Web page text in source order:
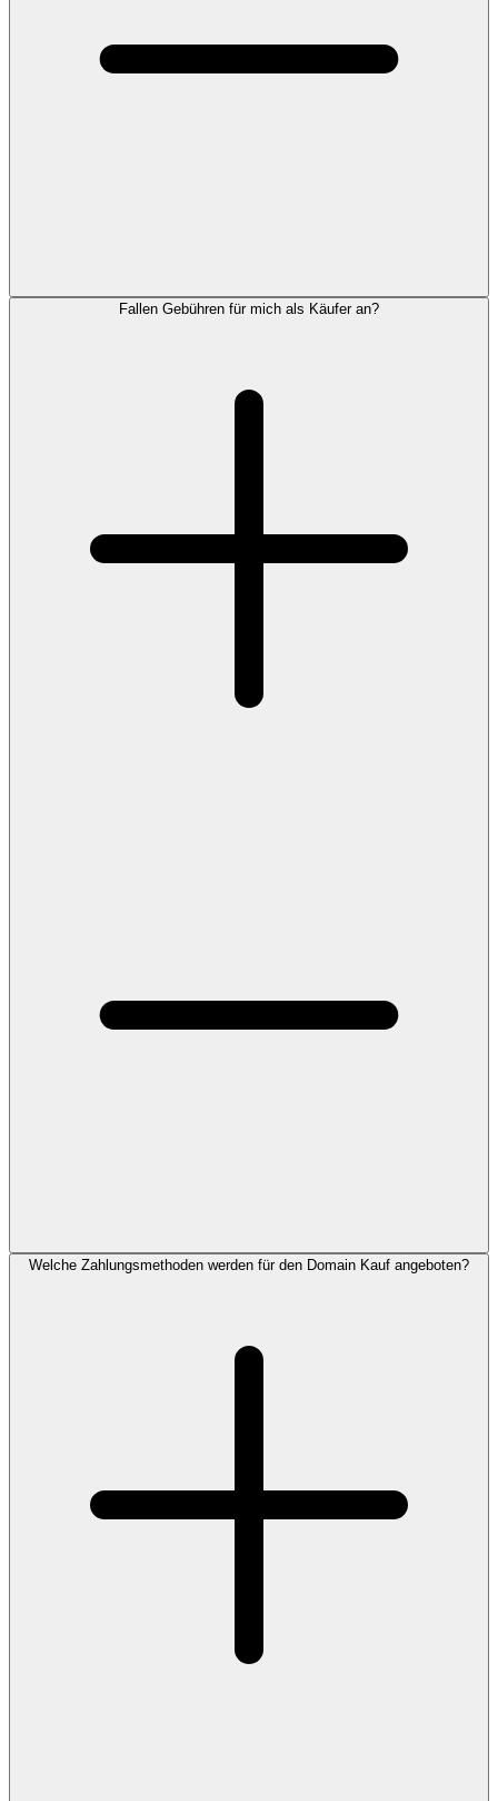
Fallen Gebühren für mich als Käufer an?
Welche Zahlungsmethoden werden für den Domain Kauf angeboten?